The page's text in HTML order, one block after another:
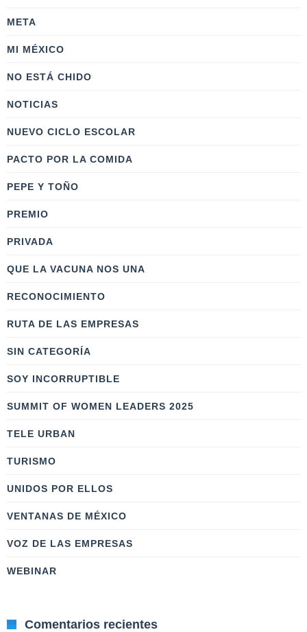
META
MI MÉXICO
NO ESTÁ CHIDO
NOTICIAS
NUEVO CICLO ESCOLAR
PACTO POR LA COMIDA
PEPE Y TOÑO
PREMIO
PRIVADA
QUE LA VACUNA NOS UNA
RECONOCIMIENTO
RUTA DE LAS EMPRESAS
SIN CATEGORÍA
SOY INCORRUPTIBLE
SUMMIT OF WOMEN LEADERS 2025
TELE URBAN
TURISMO
UNIDOS POR ELLOS
VENTANAS DE MÉXICO
VOZ DE LAS EMPRESAS
WEBINAR
Comentarios recientes